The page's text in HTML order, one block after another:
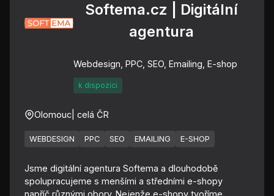
Softema.cz | Digitální
agentura
Webdesign, PPC, SEO, Emailing, E-shop
k dispozici
Olomouc | celá ČR
WEBDESIGN PPC SEO EMAILING E-SHOP
Jsme digitální agentura Softema a dlouhodobě
spolupracujeme s menšími a středními e-shopy
napříč různými obory. Nejenže e-shopy tvoříme...